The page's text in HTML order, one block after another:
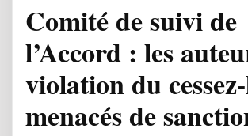
Comité de suivi de
l’Accord : les
violation du
menacés de